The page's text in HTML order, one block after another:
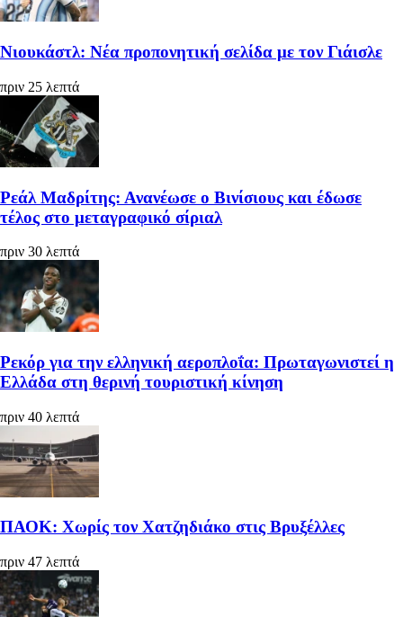
Νιουκάστλ: Νέα προπονητική σελίδα με τον Γιάισλε
πριν 25 λεπτά
Ρεάλ Μαδρίτης: Ανανέωσε ο Βινίσιους και έδωσε
τέλος στο μεταγραφικό σίριαλ
πριν 30 λεπτά
Ρεκόρ για την ελληνική αεροπλοΐα: Πρωταγωνιστεί η
Ελλάδα στη θερινή τουριστική κίνηση
πριν 40 λεπτά
ΠΑΟΚ: Χωρίς τον Χατζηδιάκο στις Βρυξέλλες
πριν 47 λεπτά